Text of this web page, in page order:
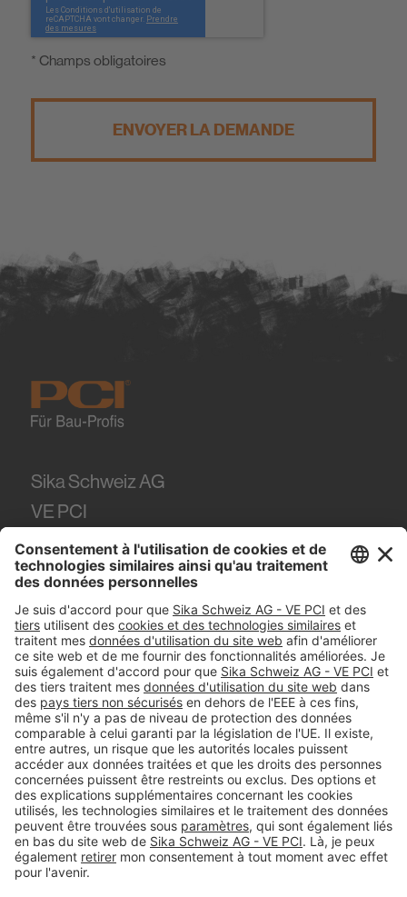
* Champs obligatoires
ENVOYER LA DEMANDE
Sika Schweiz AG
VE PCI
Tüffenwies 16
8048Zürich
Tel. +41 (58) 436 21 21
#PCI